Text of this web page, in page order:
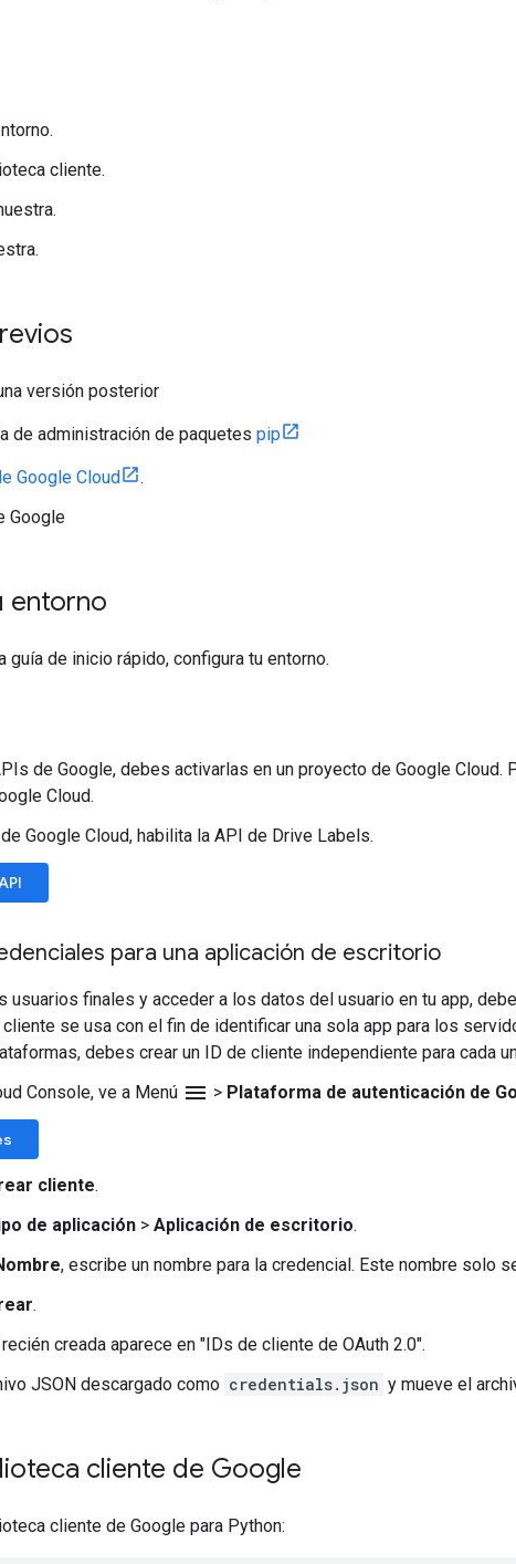
cliente.
versión posterior
de administración de paquetes pip
Google Cloud
.
Google
entorno
guía de inicio rápido, configura tu entorno.
de Google, debes activarlas en un proyecto de Google Cloud.
Cloud.
de Google Cloud, habilita la API de Drive Labels.
para una aplicación de escritorio
usuarios finales y acceder a los datos del usuario en tu app,
cliente se usa con el fin de identificar una sola app para los
debes crear un ID de cliente independiente para cada
Console, ve a Menú menu > Plataforma de autenticación de
cliente.
de aplicación > Aplicación de escritorio.
, escribe un nombre para la credencial. Este nombre solo
.
recién creada aparece en "IDs de cliente de OAuth 2.0".
JSON descargado como credentials.json y mueve el
cliente de Google
cliente de Google para Python: